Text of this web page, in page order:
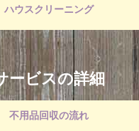
ハウスクリーニング
ービスの詳細
不用品回収の流れ